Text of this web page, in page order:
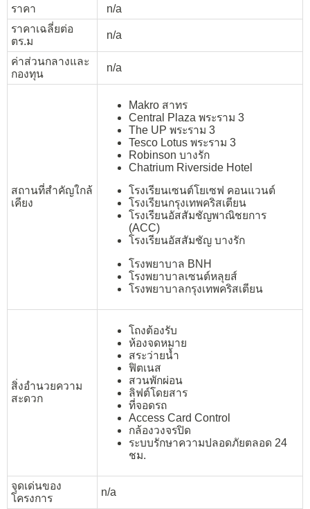
ราคา
n/a
ราคาเฉลี่ยต่อ
ตร.ม
n/a
ค่าส่วนกลางและ
กองทุน
n/a
สถานที่สำคัญใกล้
เคียง
Makro สาทร
Central Plaza พระราม 3
The UP พระราม 3
Tesco Lotus พระราม 3
Robinson บางรัก
Chatrium Riverside Hotel
โรงเรียนเซนต์โยเซฟ คอนแวนต์
โรงเรียนกรุงเทพคริสเตียน
โรงเรียนอัสสัมชัญพาณิชยการ
(ACC)
โรงเรียนอัสสัมชัญ บางรัก
โรงพยาบาล BNH
โรงพยาบาลเซนต์หลุยส์
โรงพยาบาลกรุงเทพคริสเตียน
สิ่งอำนวยความ
สะดวก
โถงต้องรับ
ห้องจดหมาย
สระว่ายน้ำ
ฟิตเนส
สวนพักผ่อน
ลิฟต์โดยสาร
ที่จอดรถ
Access Card Control
กล้องวงจรปิด
ระบบรักษาความปลอดภัยตลอด 24
ชม.
จุดเด่นของ
โครงการ
n/a